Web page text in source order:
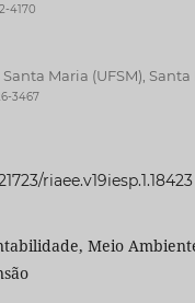
4170
Maria (UFSM), Santa
3467
riaee.v19iesp.1.18423
Meio